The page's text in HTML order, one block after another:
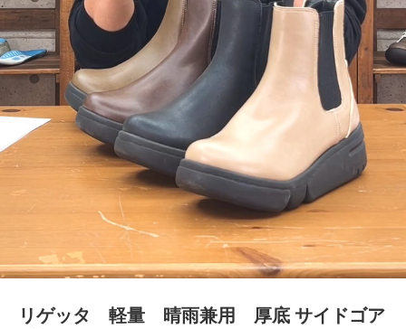
リゲッタ 軽量 晴雨兼用 厚底 サイドゴア